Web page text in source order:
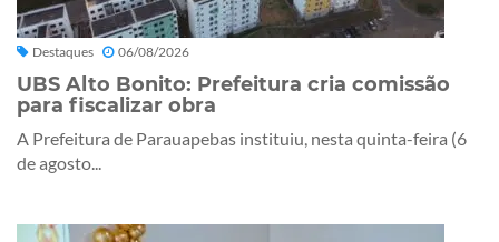
Destaques 06/08/2026
UBS Alto Bonito: Prefeitura cria comissão
para fiscalizar obra
A Prefeitura de Parauapebas instituiu, nesta quinta-feira (6
de agosto...